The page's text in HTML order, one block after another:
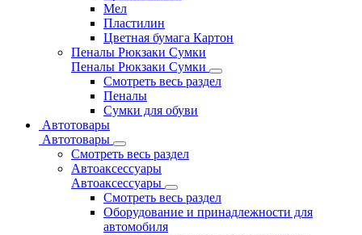
Мел
Пластилин
Цветная бумага Картон
Пеналы Рюкзаки Сумки
Пеналы Рюкзаки Сумки
Смотреть весь раздел
Пеналы
Сумки для обуви
Автотовары
Автотовары
Смотреть весь раздел
Автоаксессуары
Автоаксессуары
Смотреть весь раздел
Оборудование и принадлежности для
автомобиля